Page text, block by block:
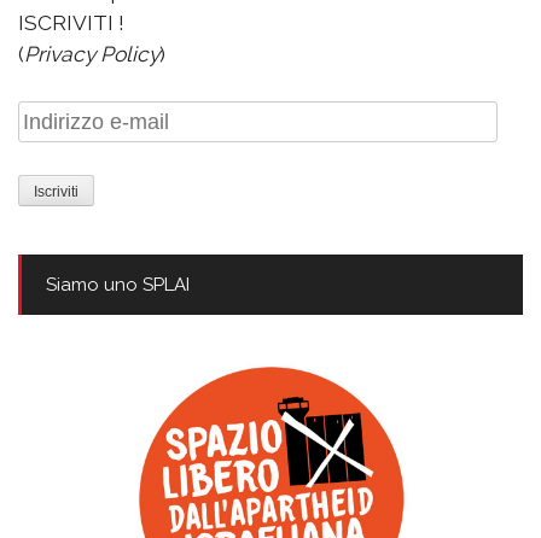
ISCRIVITI !
(Privacy Policy)
Indirizzo
e-
mail
Siamo uno SPLAI